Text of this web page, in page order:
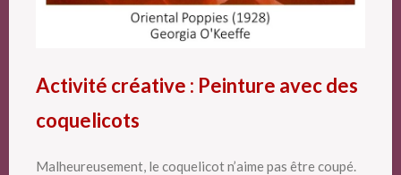
Activité créative : Peinture avec des
coquelicots
Malheureusement, le coquelicot n’aime pas être coupé.